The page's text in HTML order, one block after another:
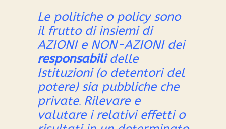
Le politiche o policy sono
il frutto di insiemi di
AZIONI e NON-AZIONI dei
responsabilidelle
Istituzioni (o detentori del
potere) sia pubbliche che
private. Rilevare e
valutare i relativi effetti o